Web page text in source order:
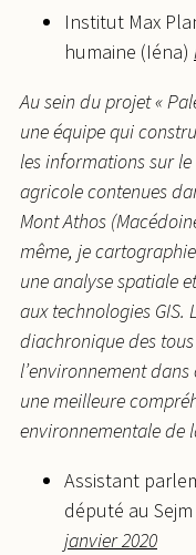
Institut Max
humaine (Iéna)
Au sein du projet «
une équipe qui
les informations sur
agricole contenues
Mont Athos
même, je
une analyse spatiale
aux technologies GIS.
diachronique des
l’environnement
une meilleure
environnementale de
Assistant
député au
janvier 2020